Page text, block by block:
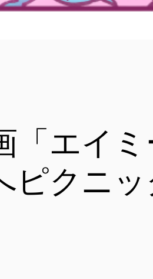
「エイ
クニッ